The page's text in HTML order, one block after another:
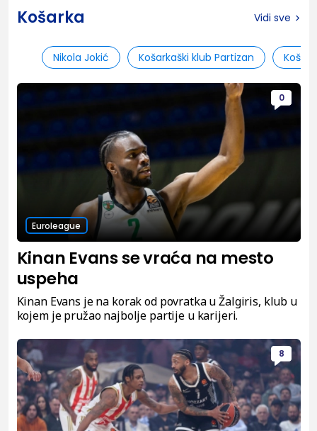
Košarka Vidi sve
Nikola Jokić Košarkaški klub Partizan
0
Euroleague
Kinan Evans se vraća na mesto
uspeha
Kinan Evans je na korak od povratka u Žalgiris, klub u
kojem je pružao najbolje partije u karijeri.
8